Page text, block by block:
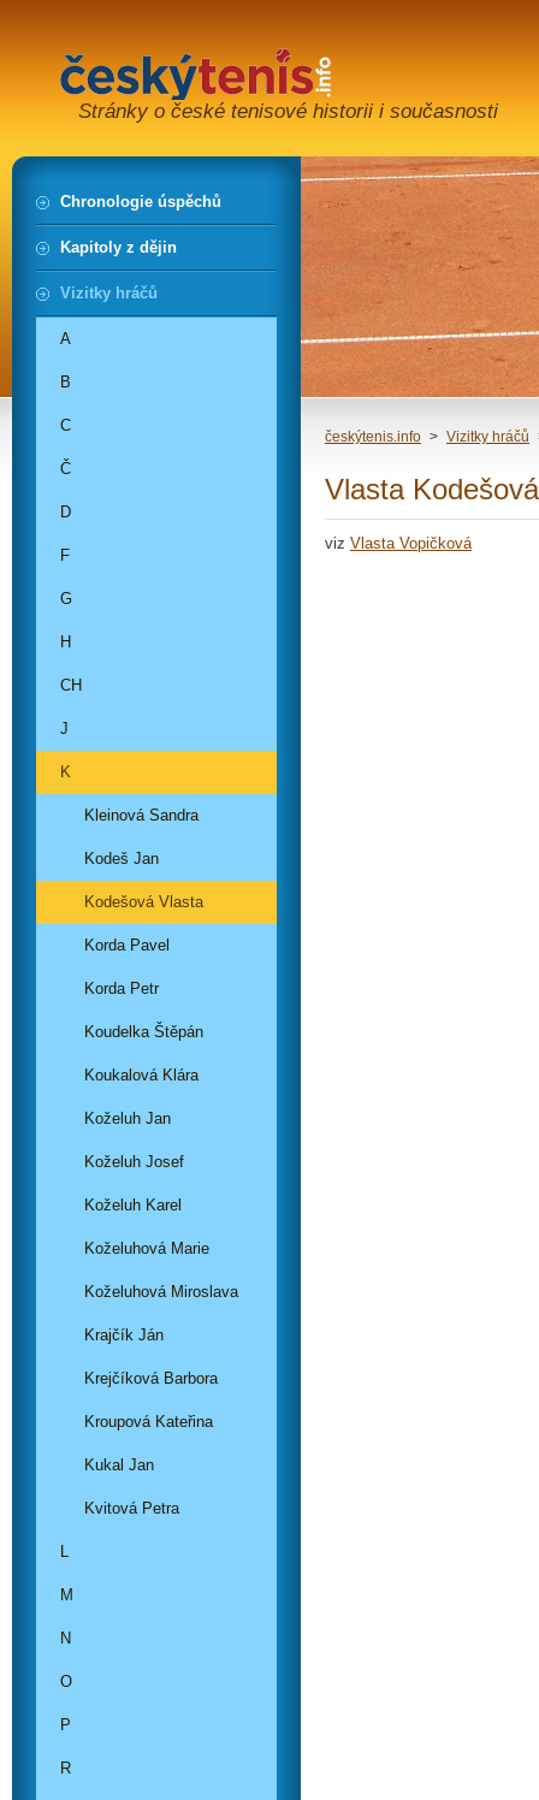
Stránky o české tenisové historii i současnosti
českýtenis.info > Vizitky hráčů
Vlasta Kodešová
viz Vlasta Vopičková
Chronologie úspěchů
Kapitoly z dějin
Vizitky hráčů
A
B
C
Č
D
F
G
H
CH
J
K
Kleinová Sandra
Kodeš Jan
Kodešová Vlasta
Korda Pavel
Korda Petr
Koudelka Štěpán
Koukalová Klára
Koželuh Jan
Koželuh Josef
Koželuh Karel
Koželuhová Marie
Koželuhová Miroslava
Krajčík Ján
Krejčíková Barbora
Kroupová Kateřina
Kukal Jan
Kvitová Petra
L
M
N
O
P
R